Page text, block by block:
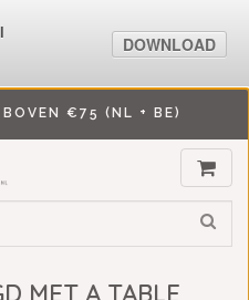
€75 (NL + BE)
MET A TABLE
DOWNLOAD
DOWNLOAD